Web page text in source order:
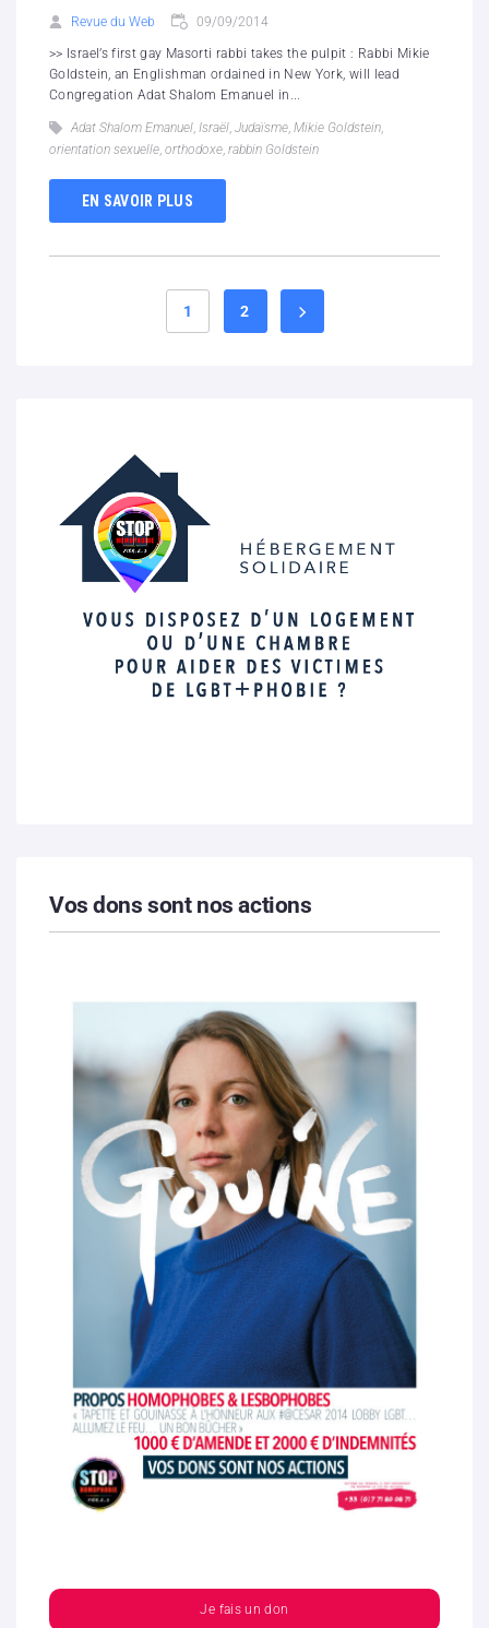
Revue du Web 09/09/2014
>> Israel’s first gay Masorti rabbi takes the pulpit : Rabbi Mikie
Goldstein, an Englishman ordained in New York, will lead
Congregation Adat Shalom Emanuel in...
Adat Shalom Emanuel, Israël, Judaïsme, Mikie Goldstein,
orientation sexuelle, orthodoxe, rabbin Goldstein
EN SAVOIR PLUS
1 2
Vos dons sont nos actions
Je fais un don